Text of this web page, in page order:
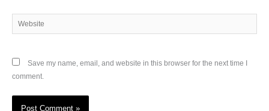
Website
Save my name, email, and website in this browser for the next time I
comment.